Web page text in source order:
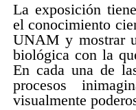
La exposición
el conocimiento
UNAM y mostrar
biológica con la
En cada una de
procesos
visualmente